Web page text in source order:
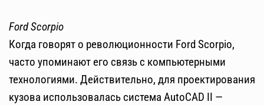
Ford Scorpio
Когда говорят о революционности Ford Scorpio,
часто упоминают его связь с компьютерными
технологиями. Действительно, для проектирования
кузова использовалась система AutoCAD II —